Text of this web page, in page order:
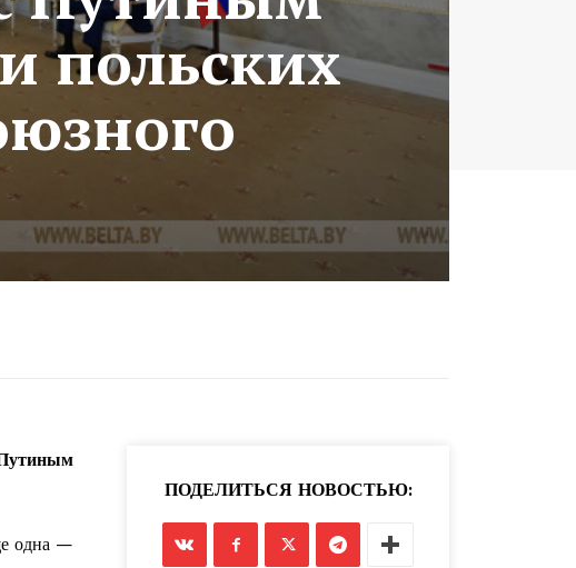
польских
одна —
ПОДЕЛИТЬСЯ НОВОСТЬЮ: